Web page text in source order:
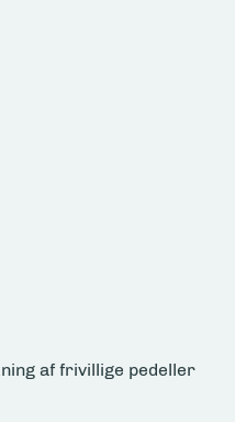
af frivillige pedeller